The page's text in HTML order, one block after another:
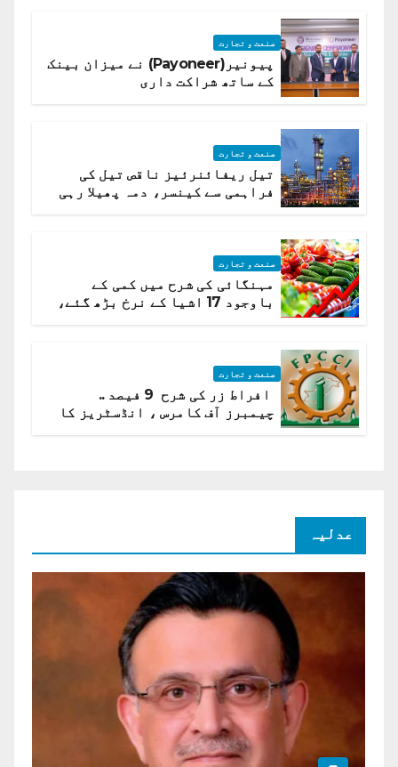
صنعت و تجارت
پیونیر(Payoneer) نے میزان بینک
کے ساتھ شراکت داری
صنعت و تجارت
تیل ریفائنرئیز ناقص تیل کی
فراہمی سے کینسر، دمہ پھیلا رہی
صنعت و تجارت
مہنگائی کی شرح میں کمی کے
باوجود 17 اشیا کے نرخ بڑھ گئے،
صنعت و تجارت
افراط زر کی شرح 9 فیصد ..
چیمبرز آف کامرس ، انڈسٹریز کا
عدلیہ